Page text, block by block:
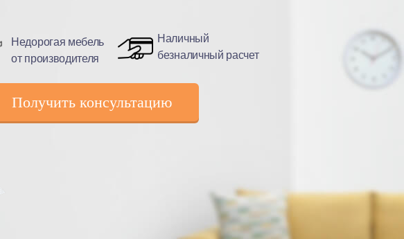
Получить консультацию
Наличный
безналичный расчет
Недорогая мебель
от производителя